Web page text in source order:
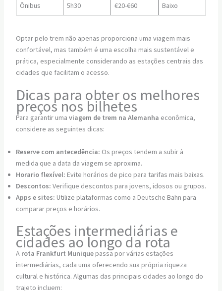
Ônibus 5h30 €20-€60 Baixo
Optar pelo trem não apenas proporciona uma viagem mais
confortável, mas também é uma escolha mais sustentável e
prática, especialmente considerando as estações centrais das
cidades que facilitam o acesso.
Dicas para obter os melhores
preços nos bilhetes
Para garantir uma viagem de trem na Alemanha econômica,
considere as seguintes dicas:
Reserve com antecedência: Os preços tendem a subir à
medida que a data da viagem se aproxima.
Horario flexível: Evite horários de pico para tarifas mais baixas.
Descontos: Verifique descontos para jovens, idosos ou grupos.
Apps e sites: Utilize plataformas como a Deutsche Bahn para
comparar preços e horários.
Estações intermediárias e
cidades ao longo da rota
A rota Frankfurt Muniquepassa por várias estações
intermediárias, cada uma oferecendo sua própria riqueza
cultural e histórica. Algumas das principais cidades ao longo do
trajeto incluem: